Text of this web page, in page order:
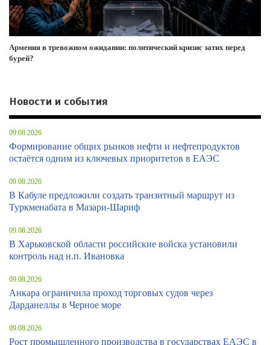
Армения в тревожном ожидании: политический кризис затих перед
бурей?
Новости и события
09.08.2026
Формирование общих рынков нефти и нефтепродуктов
остаётся одним из ключевых приоритетов в ЕАЭС
09.08.2026
В Кабуле предложили создать транзитный маршрут из
Туркменабата в Мазари-Шариф
09.08.2026
В Харьковской области российские войска установили
контроль над н.п. Ивановка
09.08.2026
Анкара ограничила проход торговых судов через
Дарданеллы в Черное море
09.08.2026
Рост промышленного производства в государствах ЕАЭС в